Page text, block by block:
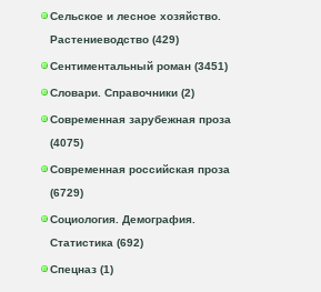
Сельское и лесное хозяйство.
Растениеводство (429)
Сентиментальный роман (3451)
Словари. Справочники (2)
Современная зарубежная проза
(4075)
Современная российская проза
(6729)
Социология. Демография.
Статистика (692)
Спецназ (1)